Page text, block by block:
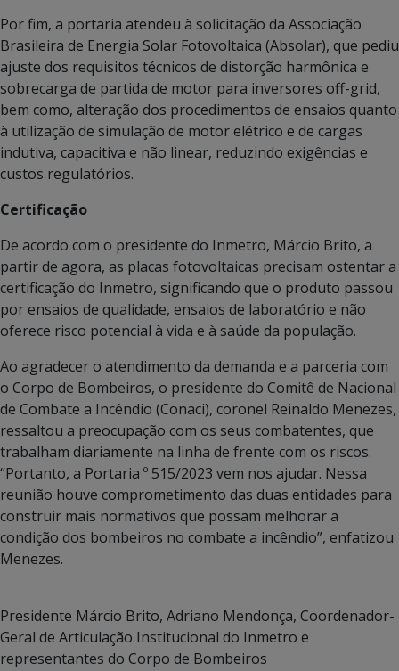
Por fim, a portaria atendeu à solicitação da Associação
Brasileira de Energia Solar Fotovoltaica (Absolar), que pediu
ajuste dos requisitos técnicos de distorção harmônica e
sobrecarga de partida de motor para inversores off-grid,
bem como, alteração dos procedimentos de ensaios quanto
à utilização de simulação de motor elétrico e de cargas
indutiva, capacitiva e não linear, reduzindo exigências e
custos regulatórios.
Certificação
De acordo com o presidente do Inmetro, Márcio Brito, a
partir de agora, as placas fotovoltaicas precisam ostentar a
certificação do Inmetro, significando que o produto passou
por ensaios de qualidade, ensaios de laboratório e não
oferece risco potencial à vida e à saúde da população.
Ao agradecer o atendimento da demanda e a parceria com
o Corpo de Bombeiros, o presidente do Comitê de Nacional
de Combate a Incêndio (Conaci), coronel Reinaldo Menezes,
ressaltou a preocupação com os seus combatentes, que
trabalham diariamente na linha de frente com os riscos.
“Portanto, a Portaria º 515/2023 vem nos ajudar. Nessa
reunião houve comprometimento das duas entidades para
construir mais normativos que possam melhorar a
condição dos bombeiros no combate a incêndio”, enfatizou
Menezes.
Presidente Márcio Brito, Adriano Mendonça, Coordenador-
Geral de Articulação Institucional do Inmetro e
representantes do Corpo de Bombeiros